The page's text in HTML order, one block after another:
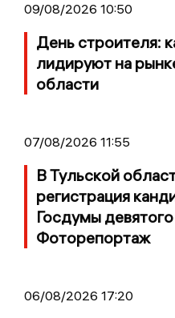
09/08/2026 10:50
День строителя:
лидируют на
области
07/08/2026 11:55
В Тульской
регистрация
Госдумы
Фоторепортаж
06/08/2026 17:20